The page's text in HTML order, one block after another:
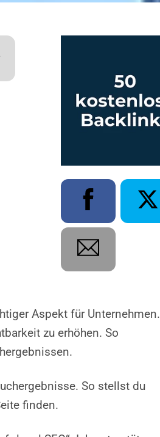
Aspekt für Unternehmen.
zu erhöhen. So
So stellst du
finden.